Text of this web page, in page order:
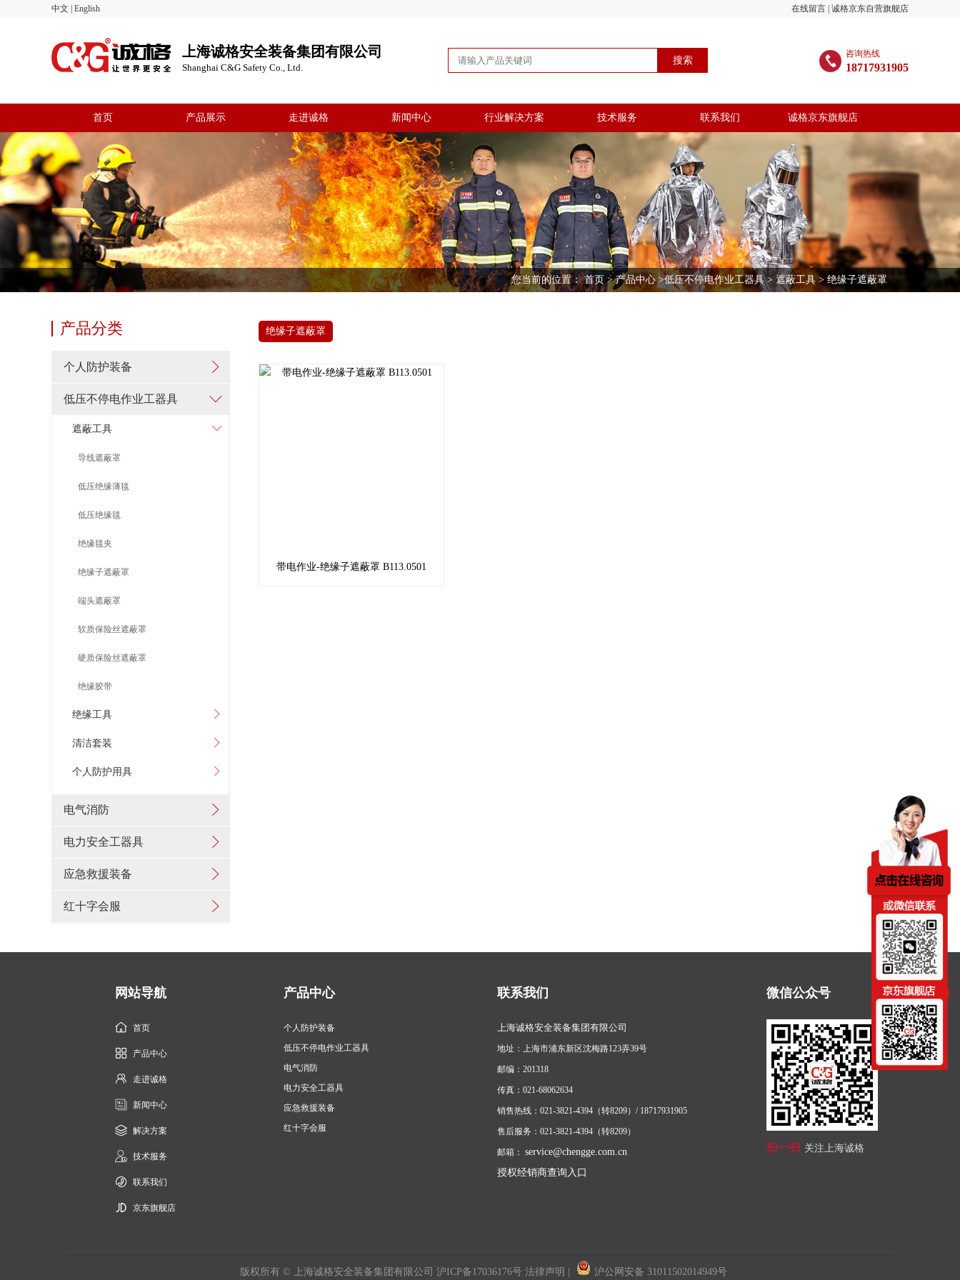
中文 English 在线留言 诚格京东自营旗舰店
上海诚格安全装备集团有限公司
Shanghai C&G Safety Co., Ltd.
搜索
咨询热线
18717931905
首页 产品展示 走进诚格 新闻中心 行业解决方案 技术服务 联系我们 诚格京东旗舰店
您当前的位置：首页 >产品中心>低压不停电作业工器具>遮蔽工具> 绝缘子遮蔽罩
产品分类
个人防护装备
低压不停电作业工器具
遮蔽工具
导线遮蔽罩
低压绝缘薄毯
低压绝缘毯
绝缘毯夹
绝缘子遮蔽罩
端头遮蔽罩
软质保险丝遮蔽罩
硬质保险丝遮蔽罩
绝缘胶带
绝缘工具
清洁套装
个人防护用具
电气消防
电力安全工器具
应急救援装备
红十字会服
绝缘子遮蔽罩
带电作业-绝缘子遮蔽罩 B113.0501
网站导航
首页
产品中心
走进诚格
新闻中心
解决方案
技术服务
联系我们
京东旗舰店
产品中心
个人防护装备
低压不停电作业工器具
电气消防
电力安全工器具
应急救援装备
红十字会服
联系我们
上海诚格安全装备集团有限公司
地址：上海市浦东新区沈梅路123弄39号
邮编：201318
传真：021-68062634
销售热线：021-3821-4394（转8209）/ 18717931905
售后服务：021-3821-4394（转8209）
邮箱： service@chengge.com.cn
授权经销商查询入口
微信公众号
扫一扫 关注上海诚格
版权所有 © 上海诚格安全装备集团有限公司 沪ICP备17036176号 法律声明 沪公网安备 31011502014949号